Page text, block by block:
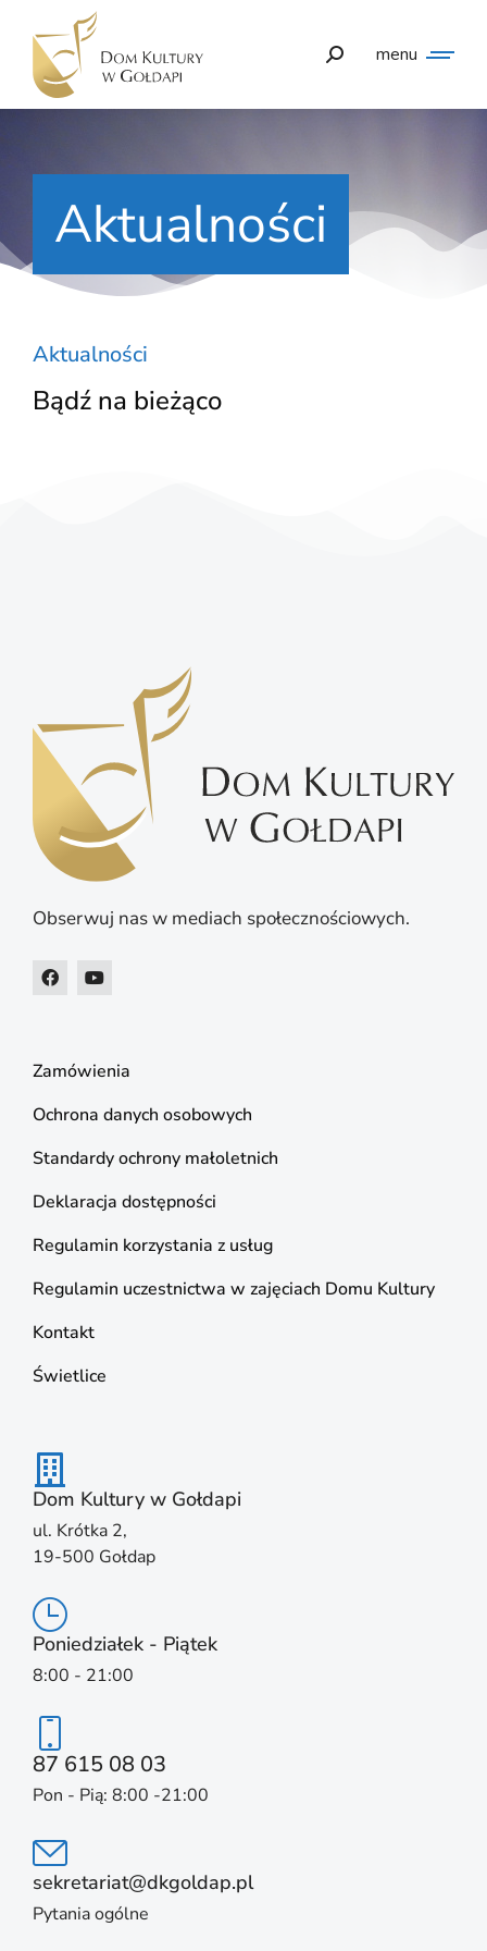
menu
Aktualności
Aktualności
Bądź na bieżąco
Obserwuj nas w mediach społecznościowych.
Zamówienia
Ochrona danych osobowych
Standardy ochrony małoletnich
Deklaracja dostępności
Regulamin korzystania z usług
Regulamin uczestnictwa w zajęciach Domu Kultury
Kontakt
Świetlice
Dom Kultury w Gołdapi
ul. Krótka 2,
19-500 Gołdap
Poniedziałek - Piątek
8:00 - 21:00
87 615 08 03
Pon - Pią: 8:00 -21:00
sekretariat@dkgoldap.pl
Pytania ogólne